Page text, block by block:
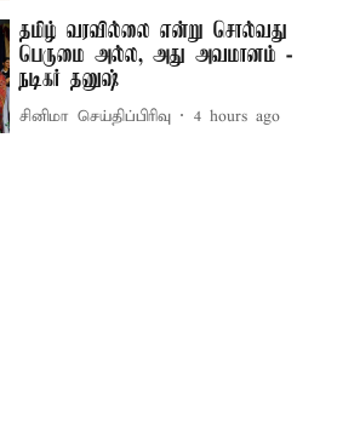
தமிழ் வரவில்லை என்று சொல்வது
பெருமை அல்ல, அது அவமானம் -
நடிகர் தனுஷ்
சினிமா செய்திப்பிரிவு 4 hours ago